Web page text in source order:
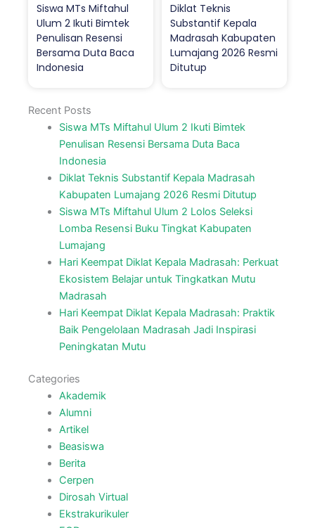
Siswa MTs Miftahul
Ulum 2 Ikuti Bimtek
Penulisan Resensi
Bersama Duta Baca
Indonesia
Diklat Teknis
Substantif Kepala
Madrasah Kabupaten
Lumajang 2026 Resmi
Ditutup
Recent Posts
Siswa MTs Miftahul Ulum 2 Ikuti Bimtek
Penulisan Resensi Bersama Duta Baca
Indonesia
Diklat Teknis Substantif Kepala Madrasah
Kabupaten Lumajang 2026 Resmi Ditutup
Siswa MTs Miftahul Ulum 2 Lolos Seleksi
Lomba Resensi Buku Tingkat Kabupaten
Lumajang
Hari Keempat Diklat Kepala Madrasah: Perkuat
Ekosistem Belajar untuk Tingkatkan Mutu
Madrasah
Hari Keempat Diklat Kepala Madrasah: Praktik
Baik Pengelolaan Madrasah Jadi Inspirasi
Peningkatan Mutu
Categories
Akademik
Alumni
Artikel
Beasiswa
Berita
Cerpen
Dirosah Virtual
Ekstrakurikuler